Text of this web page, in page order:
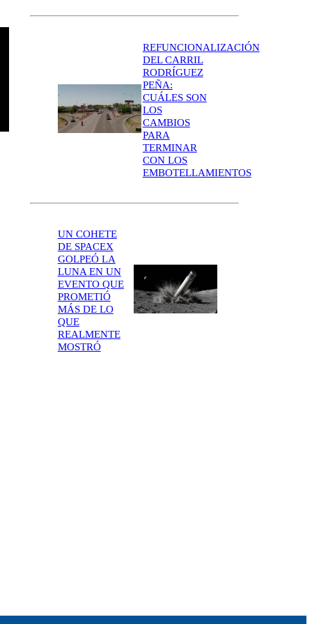
REFUNCIONALIZACIÓN
DEL CARRIL
RODRÍGUEZ
PEÑA:
CUÁLES SON
LOS
CAMBIOS
PARA
TERMINAR
CON LOS
EMBOTELLAMIENTOS
UN COHETE
DE SPACEX
GOLPEÓ LA
LUNA EN UN
EVENTO QUE
PROMETIÓ
MÁS DE LO
QUE
REALMENTE
MOSTRÓ